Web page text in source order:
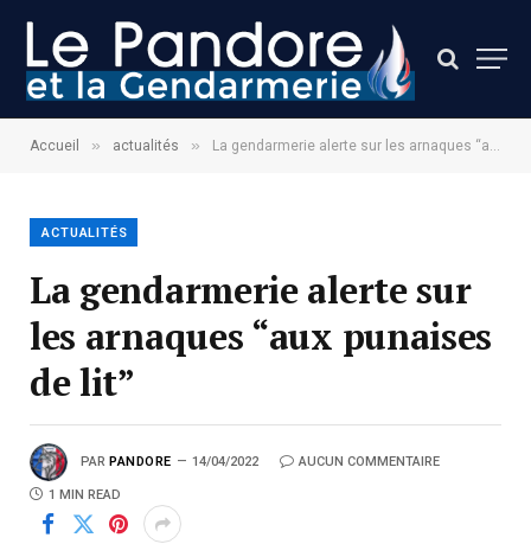
Accueil » actualités » La gendarmerie alerte sur les arnaques “aux punaises de lit”
ACTUALITÉS
La gendarmerie alerte sur
les arnaques “aux punaises
de lit”
PAR PANDORE 14/04/2022 AUCUN COMMENTAIRE
1 MIN READ